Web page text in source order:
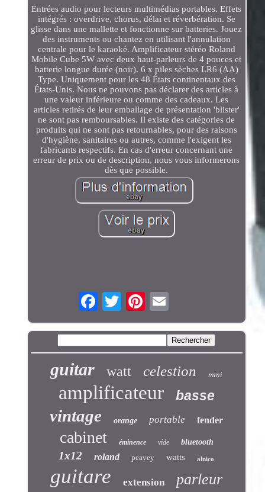
Entrées audio pour lecteurs multimédias portables. Effets
intégrés : overdrive, chorus, délai et réverbération. Se
glisse dans une mallette et fonctionne sur batteries. Jouez
des instruments ou chantez en utilisant l'annulation
centrale pour le karaoké. Amplificateur stéréo Roland
Mobile Cube 5W avec deux haut-parleurs de 4 pouces et
batterie longue durée (noir). 6 x piles sèches LR6 (AA)
Type. Uniquement pour les 48 États continentaux des
États-Unis. Nous ne pouvons pas déclarer des articles à
une valeur inférieure ou comme des cadeaux. Les
articles retirés de leur emballage de présentation 'blister'
ne sont pas remboursables. Il existe des catégories de
produits qui ne sont pas retournables, pour des raisons
d'hygiène, sanitaires ou autres, comme l'exigent les
fabricants respectifs. En cas d'erreur concernant une
erreur de prix ou de description, nous vous informerons
dès que possible.
guitar watt celestion mini
amplificateur basse
vintage orange portable fender
cabinet éminence vide bluetooth
1x12 roland peavey watts alnico
guitare extension parleur